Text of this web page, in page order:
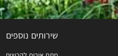
שירותים נוספים